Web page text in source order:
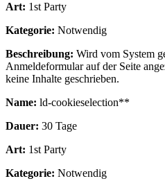
Art: 1st Party
Kategorie: Notwendig
Beschreibung: Wird vom System
Anmeldeformular auf der Seite
keine Inhalte geschrieben.
Name: ld-cookieselection**
Dauer: 30 Tage
Art: 1st Party
Kategorie: Notwendig